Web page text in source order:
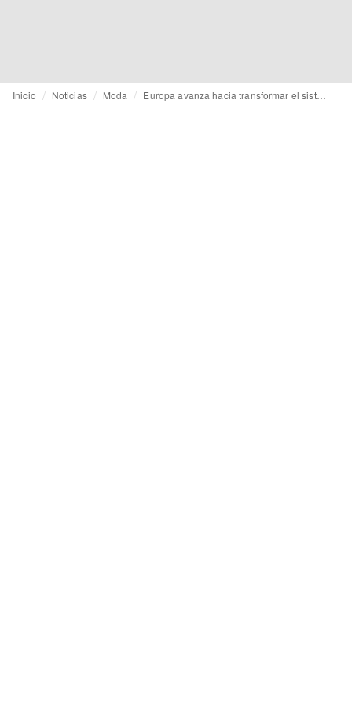
Inicio Noticias Moda Europa avanza hacia transformar el sistema de cría de animales para peletería